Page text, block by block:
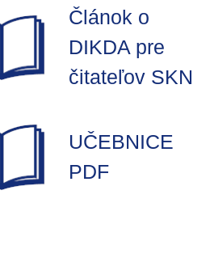
Článok o
DIKDA pre
čitateľov SKN
UČEBNICE
PDF